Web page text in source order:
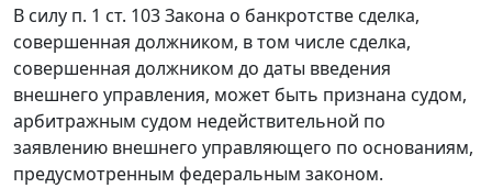
В силу п. 1 ст. 103 Закона о банкротстве сделка,
совершенная должником, в том числе сделка,
совершенная должником до даты введения
внешнего управления, может быть признана судом,
арбитражным судом недействительной по
заявлению внешнего управляющего по основаниям,
предусмотренным федеральным законом.